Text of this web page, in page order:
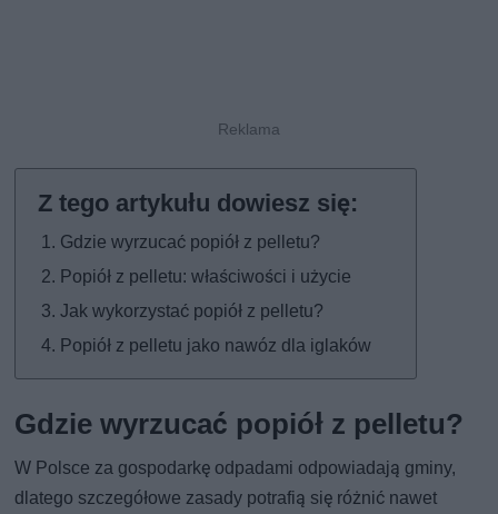
Gdzie wyrzucać popiół z pelletu?
Popiół z pelletu: właściwości i użycie
Jak wykorzystać popiół z pelletu?
Popiół z pelletu jako nawóz dla iglaków
Gdzie wyrzucać popiół z pelletu?
W Polsce za gospodarkę odpadami odpowiadają gminy,
dlatego szczegółowe zasady potrafią się różnić nawet